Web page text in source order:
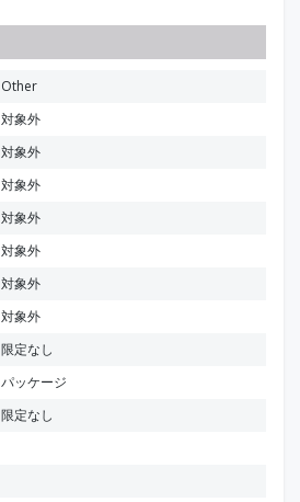
Other
対象外
対象外
対象外
対象外
対象外
対象外
対象外
限定なし
パッケージ
限定なし